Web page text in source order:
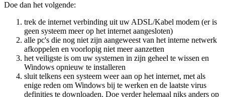
Doe dan het volgende:
trek de internet verbinding uit uw ADSL/Kabel modem (er is
geen systeem meer op het internet aangesloten)
alle pc's die nog niet zijn aangeweest van het interne netwerk
afkoppelen en voorlopig niet meer aanzetten
het veiligste is om uw systemen in zijn geheel te wissen en
Windows opnieuw te installeren
sluit telkens een systeem weer aan op het internet, met als
enige reden om Windows bij te werken en de laatste virus
definities te downloaden. Doe verder helemaal niks anders op